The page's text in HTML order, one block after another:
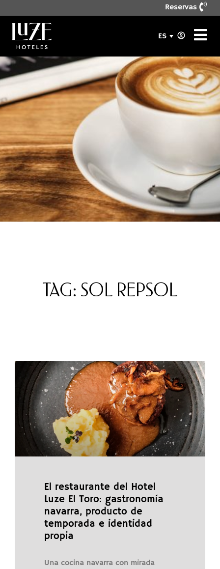
Reservas
ES
TAG: SOL REPSOL
El restaurante del Hotel
Luze El Toro: gastronomía
navarra, producto de
temporada e identidad
propia
Una cocina navarra con mirada